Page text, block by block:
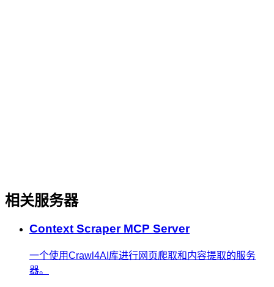
相关服务器
Context Scraper MCP Server
一个使用Crawl4AI库进行网页爬取和内容提取的服务
器。